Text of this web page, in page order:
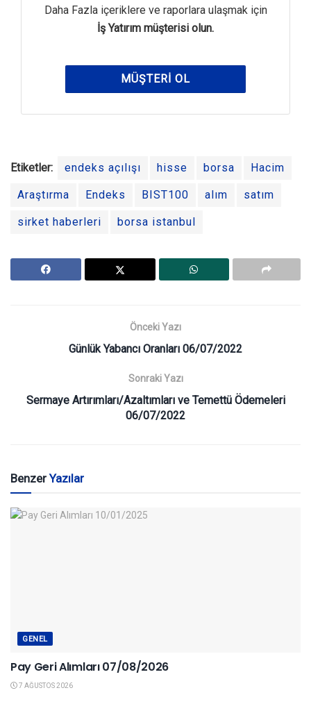
Daha Fazla içeriklere ve raporlara ulaşmak için
İş Yatırım müşterisi olun.
MÜŞTERI OL
Etiketler: endeks açılışı hisse borsa Hacim
Araştırma Endeks BIST100 alım satım
sirket haberleri borsa istanbul
Önceki Yazı
Günlük Yabancı Oranları 06/07/2022
Sonraki Yazı
Sermaye Artırımları/Azaltımları ve Temettü Ödemeleri
06/07/2022
BenzerYazılar
GENEL
Pay Geri Alımları 07/08/2026
7 AĞUSTOS 2026